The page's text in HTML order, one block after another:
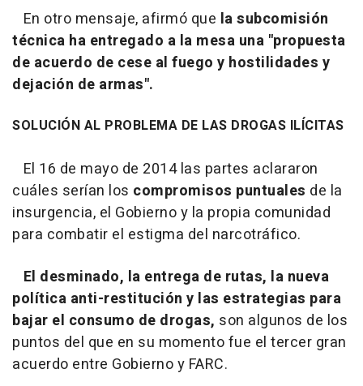
En otro mensaje, afirmó que la subcomisión
técnica ha entregado a la mesa una "propuesta
de acuerdo de cese al fuego y hostilidades y
dejación de armas".
SOLUCIÓN AL PROBLEMA DE LAS DROGAS ILÍCITAS
El 16 de mayo de 2014 las partes aclararon
cuáles serían los compromisos puntuales de la
insurgencia, el Gobierno y la propia comunidad
para combatir el estigma del narcotráfico.
El desminado, la entrega de rutas, la nueva
política anti-restitución y las estrategias para
bajar el consumo de drogas, son algunos de los
puntos del que en su momento fue el tercer gran
acuerdo entre Gobierno y FARC.